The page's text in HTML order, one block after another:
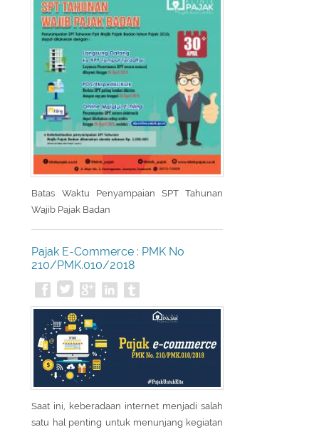
Batas Waktu Penyampaian SPT Tahunan
Wajib Pajak Badan
Pajak E-Commerce : PMK No
210/PMK.010/2018
Saat ini, keberadaan internet menjadi salah
satu hal penting untuk menunjang kegiatan